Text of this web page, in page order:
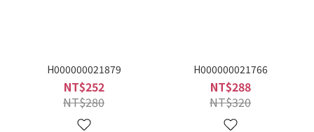
H000000021879
NT$252
NT$280
H000000021766
NT$288
NT$320